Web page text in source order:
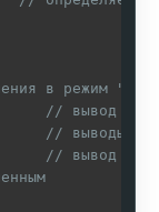
в режим
// вывод
// выводы
// вывод ШИМ